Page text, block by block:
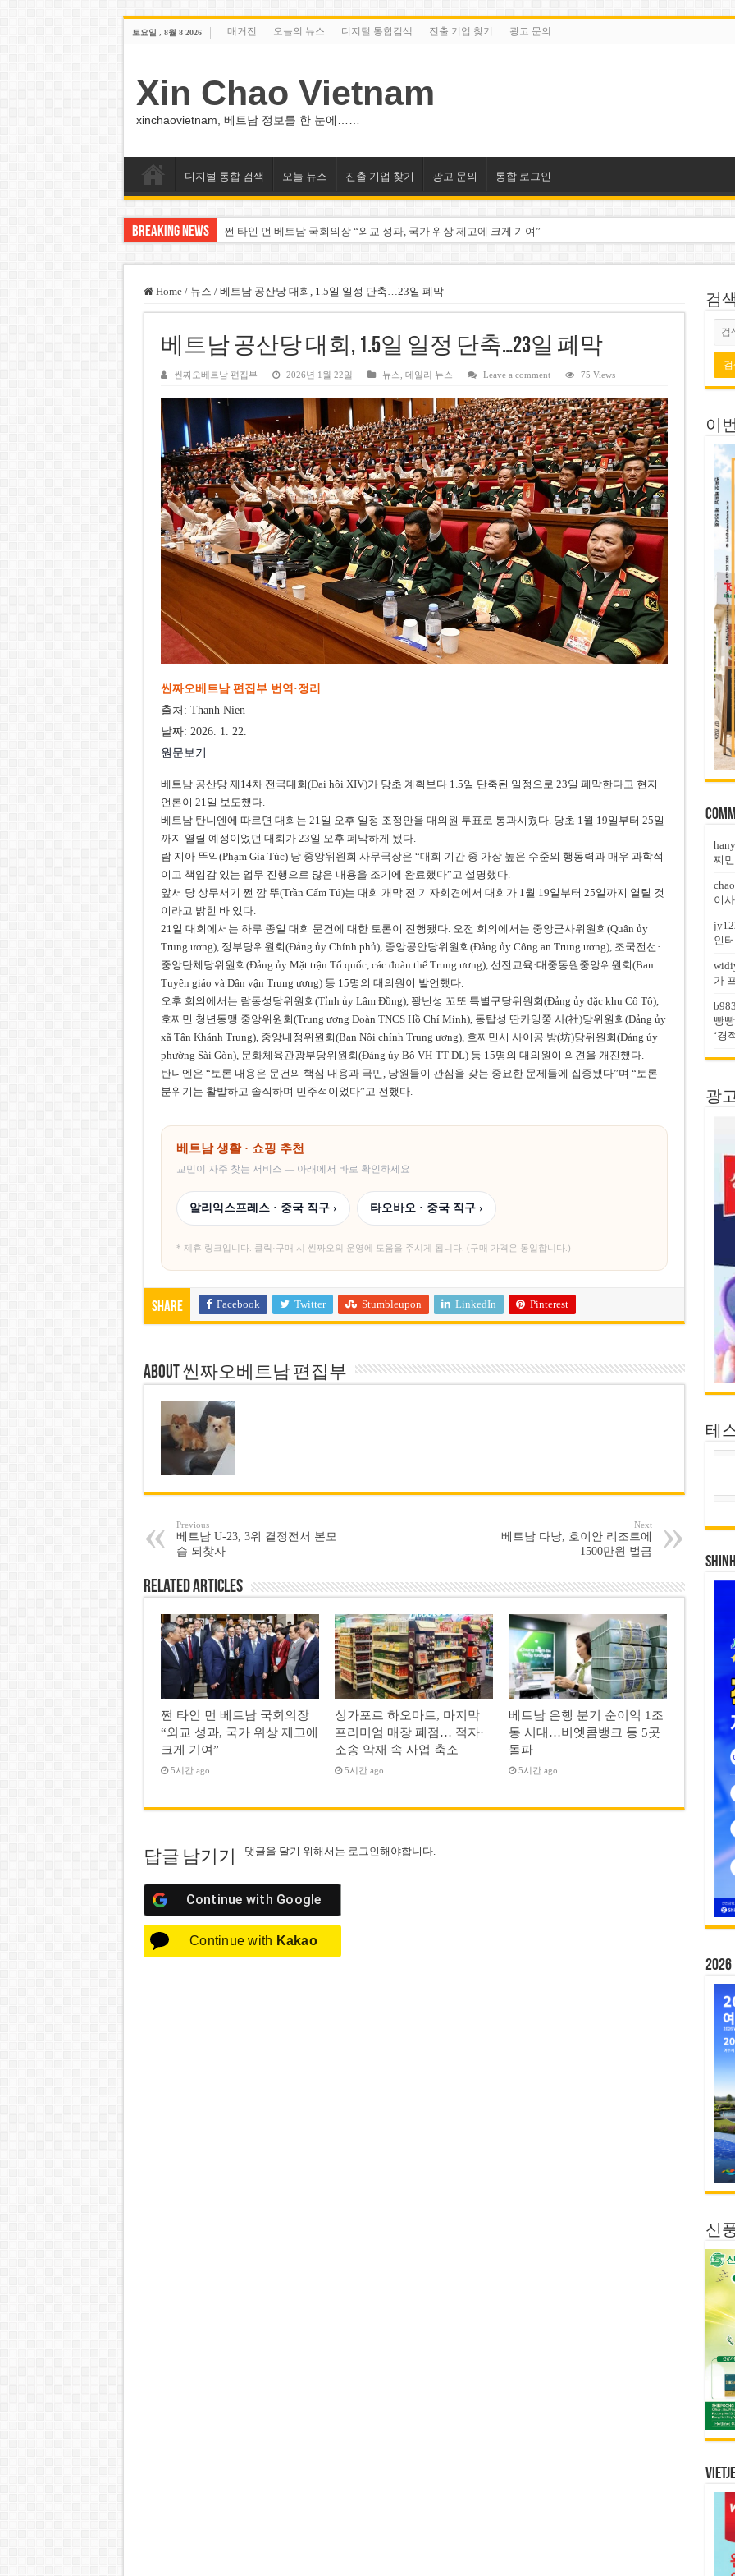
토요일 , 8월 8 2026 매거진 오늘의 뉴스 디지털 통합검색 진출 기업 찾기 광고 문의
Xin Chao Vietnam
xinchaovietnam, 베트남 정보를 한 눈에……
디지털 통합 검색 오늘 뉴스 진출 기업 찾기 광고 문의 통합 로그인
Breaking News 쩐 타인 먼 베트남 국회의장 “외교 성과, 국가 위상 제고에 크게 기여”
베트남 은행 분기 순이익 1조 동 시대…비엣콤뱅크 등 5곳 돌파
PNJ, 다이아몬드 밀수 여파에 2분기 적자… 10월 임시 주총 개최
팜 녓 브엉 빈그룹 회장 딸, 그룹 계열사 경영에 첫 등장
케펠, 투티엠 엠파이어시티 지분 전량 2억7000만 달러에 매각
베트남 MB은행, 2026년 수익 목표 자신…부동산 대출 비율 13% 고수
베트남주식 HAT, 15년 연속 현금 배당…주당 3,000동 지급
‘1,000억 달러 남북고속철 투자’ 호언장담 메콜로르 회장 체포
베트남 세무당국, 납세자 정보 공개 기준·절차 명확화
Home / 뉴스 / 베트남 공산당 대회, 1.5일 일정 단축…23일 폐막
베트남 공산당 대회, 1.5일 일정 단축…23일 폐막
씬짜오베트남 편집부 2026년 1월 22일 뉴스 데일리 뉴스 Leave a comment 75 Views
씬짜오베트남 편집부 번역·정리
출처: Thanh Nien
날짜: 2026. 1. 22.
원문보기
베트남 공산당 제14차 전국대회(Đại hội XIV)가 당초 계획보다 1.5일 단축된 일정으로 23일 폐막한다고 현지
언론이 21일 보도했다.
베트남 탄니엔에 따르면 대회는 21일 오후 일정 조정안을 대의원 투표로 통과시켰다. 당초 1월 19일부터 25일
까지 열릴 예정이었던 대회가 23일 오후 폐막하게 됐다.
람 지아 뚜익(Phạm Gia Túc) 당 중앙위원회 사무국장은 “대회 기간 중 가장 높은 수준의 행동력과 매우 과학적
이고 책임감 있는 업무 진행으로 많은 내용을 조기에 완료했다”고 설명했다.
앞서 당 상무서기 쩐 깜 뚜(Trần Cẩm Tú)는 대회 개막 전 기자회견에서 대회가 1월 19일부터 25일까지 열릴 것
이라고 밝힌 바 있다.
21일 대회에서는 하루 종일 대회 문건에 대한 토론이 진행됐다. 오전 회의에서는 중앙군사위원회(Quân ủy
Trung ương), 정부당위원회(Đảng ủy Chính phủ), 중앙공안당위원회(Đảng ủy Công an Trung ương), 조국전선·
중앙단체당위원회(Đảng ủy Mặt trận Tổ quốc, các đoàn thể Trung ương), 선전교육·대중동원중앙위원회(Ban
Tuyên giáo và Dân vận Trung ương) 등 15명의 대의원이 발언했다.
오후 회의에서는 람동성당위원회(Tỉnh ủy Lâm Đồng), 꽝닌성 꼬또 특별구당위원회(Đảng ủy đặc khu Cô Tô),
호찌민 청년동맹 중앙위원회(Trung ương Đoàn TNCS Hồ Chí Minh), 동탑성 딴카잉쭝 사(社)당위원회(Đảng ủy
xã Tân Khánh Trung), 중앙내정위원회(Ban Nội chính Trung ương), 호찌민시 사이공 방(坊)당위원회(Đảng ủy
phường Sài Gòn), 문화체육관광부당위원회(Đảng ủy Bộ VH-TT-DL) 등 15명의 대의원이 의견을 개진했다.
탄니엔은 “토론 내용은 문건의 핵심 내용과 국민, 당원들이 관심을 갖는 중요한 문제들에 집중됐다”며 “토론
분위기는 활발하고 솔직하며 민주적이었다”고 전했다.
베트남 생활 · 쇼핑 추천
교민이 자주 찾는 서비스 — 아래에서 바로 확인하세요
알리익스프레스 · 중국 직구 › 타오바오 · 중국 직구 ›
* 제휴 링크입니다. 클릭·구매 시 씬짜오의 운영에 도움을 주시게 됩니다. (구매 가격은 동일합니다.)
Share Facebook Twitter Stumbleupon LinkedIn Pinterest
About 씬짜오베트남 편집부
Previous
베트남 U-23, 3위 결정전서 본모
습 되찾자
Next
베트남 다낭, 호이안 리조트에
1500만원 벌금
Related Articles
쩐 타인 먼 베트남 국회의장
“외교 성과, 국가 위상 제고에
크게 기여”
5시간 ago
싱가포르 하오마트, 마지막
프리미엄 매장 폐점… 적자·
소송 악재 속 사업 축소
5시간 ago
베트남 은행 분기 순이익 1조
동 시대…비엣콤뱅크 등 5곳
돌파
5시간 ago
답글 남기기 댓글을 달기 위해서는 로그인해야합니다.
Continue with Google
Continue with Kakao
검
이
찌
이
인
가
빵
‘경
광
테
신